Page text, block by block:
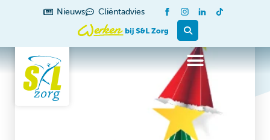
Nieuws Cliëntadvies